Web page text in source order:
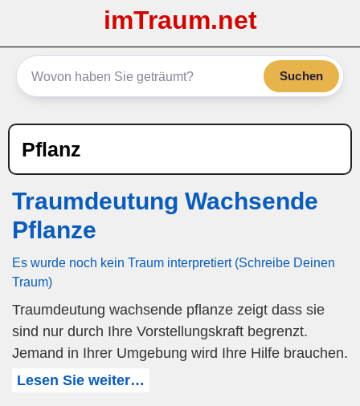
imTraum.net
Suchen
Pflanz
Traumdeutung Wachsende
Pflanze
Es wurde noch kein Traum interpretiert (Schreibe Deinen
Traum)
Traumdeutung wachsende pflanze zeigt dass sie
sind nur durch Ihre Vorstellungskraft begrenzt.
Jemand in Ihrer Umgebung wird Ihre Hilfe brauchen.
Lesen Sie weiter…